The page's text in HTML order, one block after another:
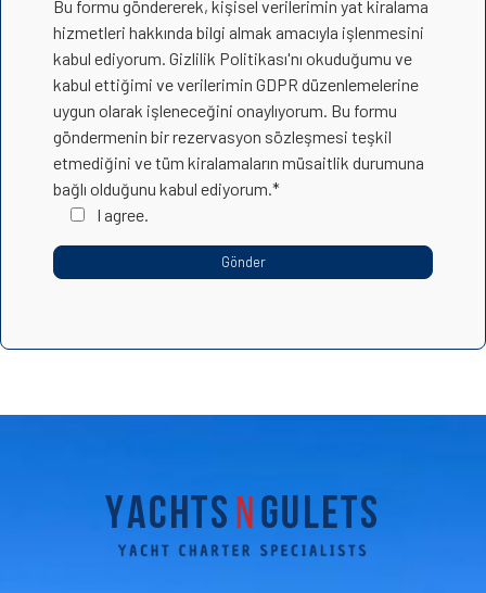
Bu formu göndererek, kişisel verilerimin yat kiralama
hizmetleri hakkında bilgi almak amacıyla işlenmesini
kabul ediyorum. Gizlilik Politikası'nı okuduğumu ve
kabul ettiğimi ve verilerimin GDPR düzenlemelerine
uygun olarak işleneceğini onaylıyorum. Bu formu
göndermenin bir rezervasyon sözleşmesi teşkil
etmediğini ve tüm kiralamaların müsaitlik durumuna
bağlı olduğunu kabul ediyorum.*
I agree.